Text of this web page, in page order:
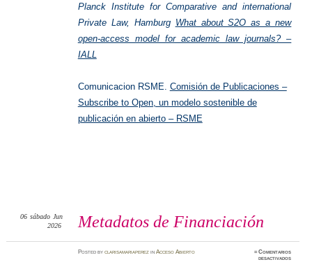
Planck Institute for Comparative and international
Private Law, Hamburg What about S2O as a new
open-access model for academic law journals? –
IALL
Comunicacion RSME. Comisión de Publicaciones –
Subscribe to Open, un modelo sostenible de
publicación en abierto – RSME
Metadatos de Financiación
06 sábado Jun
2026
Postedbyclarisamariaperez inAcceso Abierto ≈Comentarios
desactivadosen